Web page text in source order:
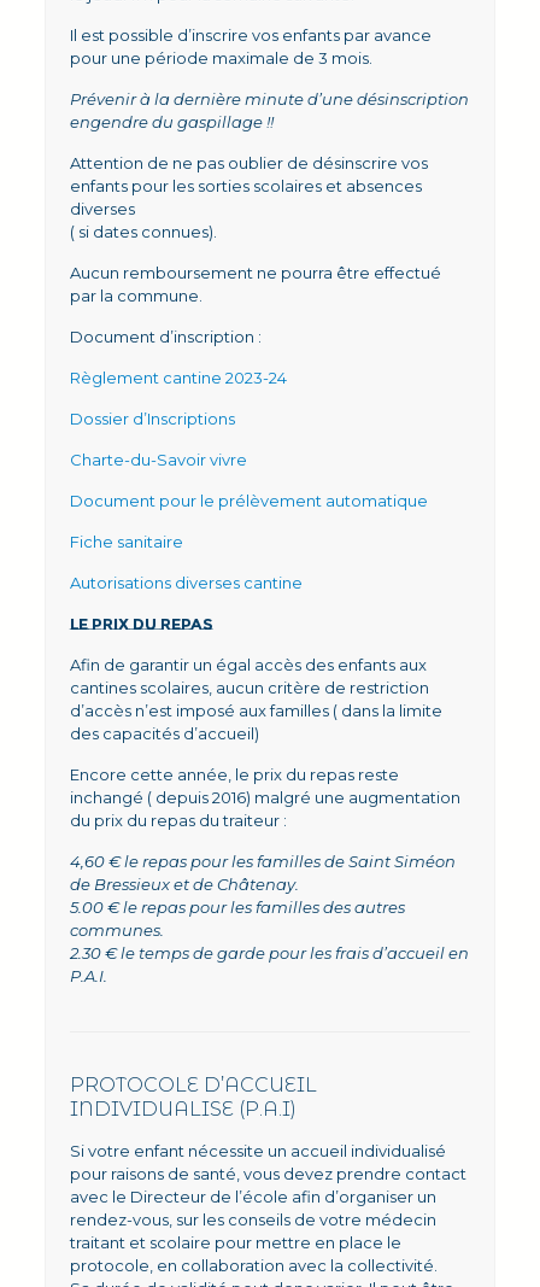
Il est possible d’inscrire vos enfants par avance
pour une période maximale de 3 mois.
Prévenir à la dernière minute d’une désinscription
engendre du gaspillage !!
Attention de ne pas oublier de désinscrire vos
enfants pour les sorties scolaires et absences
diverses
( si dates connues).
Aucun remboursement ne pourra être effectué
par la commune.
Document d’inscription :
Règlement cantine 2023-24
Dossier d’Inscriptions
Charte-du-Savoir vivre
Document pour le prélèvement automatique
Fiche sanitaire
Autorisations diverses cantine
LE PRIX DU REPAS
Afin de garantir un égal accès des enfants aux
cantines scolaires, aucun critère de restriction
d’accès n’est imposé aux familles ( dans la limite
des capacités d’accueil)
Encore cette année, le prix du repas reste
inchangé ( depuis 2016) malgré une augmentation
du prix du repas du traiteur :
4,60 € le repas pour les familles de Saint Siméon
de Bressieux et de Châtenay.
5.00 € le repas pour les familles des autres
communes.
2.30 € le temps de garde pour les frais d’accueil en
P.A.I.
PROTOCOLE D’ACCUEIL
INDIVIDUALISE (P.A.I)
Si votre enfant nécessite un accueil individualisé
pour raisons de santé, vous devez prendre contact
avec le Directeur de l’école afin d’organiser un
rendez-vous, sur les conseils de votre médecin
traitant et scolaire pour mettre en place le
protocole, en collaboration avec la collectivité.